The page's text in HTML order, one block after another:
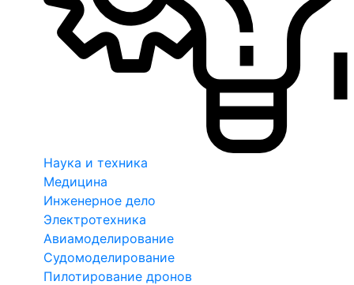
Наука и техника
Медицина
Инженерное дело
Электротехника
Авиамоделирование
Судомоделирование
Пилотирование дронов